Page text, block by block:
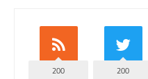
200
200